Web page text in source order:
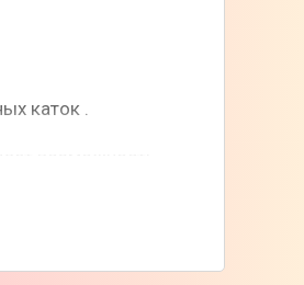
каток .
с высокой ценой за